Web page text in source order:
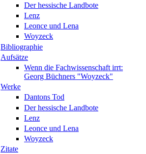
Der hessische Landbote
Lenz
Leonce und Lena
Woyzeck
Bibliographie
Aufsätze
Wenn die Fachwissenschaft irrt:
Georg Büchners "Woyzeck"
Werke
Dantons Tod
Der hessische Landbote
Lenz
Leonce und Lena
Woyzeck
Zitate